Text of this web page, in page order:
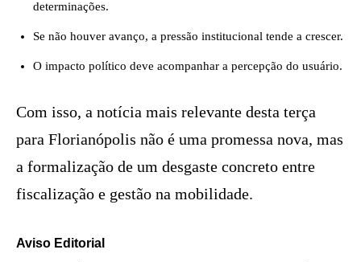
determinações.
Se não houver avanço, a pressão institucional tende a crescer.
O impacto político deve acompanhar a percepção do usuário.
Com isso, a notícia mais relevante desta terça
para Florianópolis não é uma promessa nova, mas
a formalização de um desgaste concreto entre
fiscalização e gestão na mobilidade.
Aviso Editorial